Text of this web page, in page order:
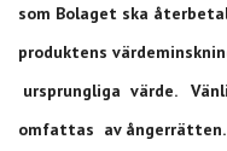
som Bolaget ska
produktens
ursprungliga värde.
omfattas av